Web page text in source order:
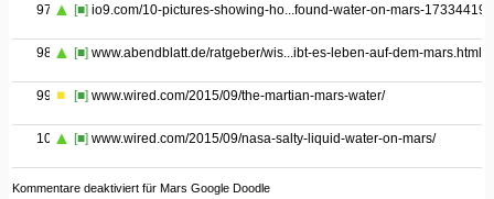
97 [■] io9.com/10-pictures-showing-ho...found-water-on-mars-
98 [■] www.abendblatt.de/ratgeber/wis...ibt-es-leben-auf-dem-mars.html
99 [■] www.wired.com/2015/09/the-martian-mars-water/
100 [■] www.wired.com/2015/09/nasa-salty-liquid-water-on-mars/
Kommentare deaktiviertfür Mars Google Doodle